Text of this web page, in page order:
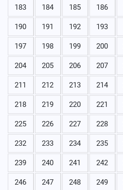
183 184 185 186
190 191 192 193
197 198 199 200
204 205 206 207
211 212 213 214
218 219 220 221
225 226 227 228
232 233 234 235
239 240 241 242
246 247 248 249